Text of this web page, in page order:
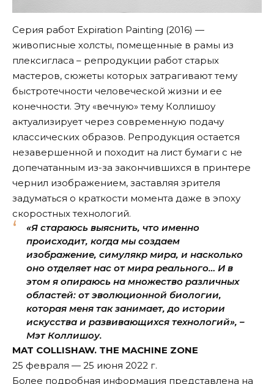
Серия работ Expiration Painting (2016) —
живописные холсты, помещенные в рамы из
плексигласа – репродукции работ старых
мастеров, сюжеты которых затрагивают тему
быстротечности человеческой жизни и ее
конечности. Эту «вечную» тему Коллишоу
актуализирует через современную подачу
классических образов. Репродукция остается
незавершенной и походит на лист бумаги с не
допечатанным из-за закончившихся в принтере
чернил изображением, заставляя зрителя
задуматься о краткости момента даже в эпоху
скоростных технологий.
«Я стараюсь выяснить, что именно
происходит, когда мы создаем
изображение, симулякр мира, и насколько
оно отделяет нас от мира реального… И в
этом я опираюсь на множество различных
областей: от эволюционной биологии,
которая меня так занимает, до истории
искусства и развивающихся технологий», –
Мэт Коллишоу.
MAT COLLISHAW. THE MACHINE ZONE
25 февраля — 25 июня 2022 г.
Более подробная информация представлена на